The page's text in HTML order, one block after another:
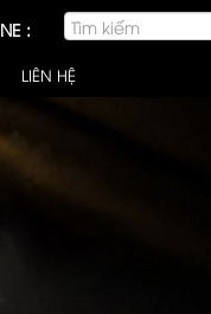
:
LIÊN HỆ